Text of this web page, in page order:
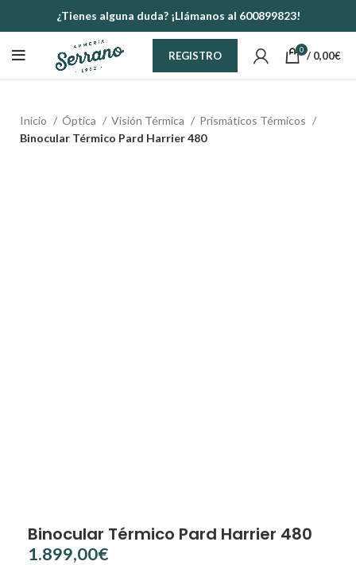
¿Tienes alguna duda? ¡Llámanos al 600899823!
REGISTRO 0 / 0,00€
Inicio Óptica Visión Térmica
Prismáticos Térmicos
Binocular Térmico Pard Harrier 480
Binocular Térmico Pard Harrier 480
€